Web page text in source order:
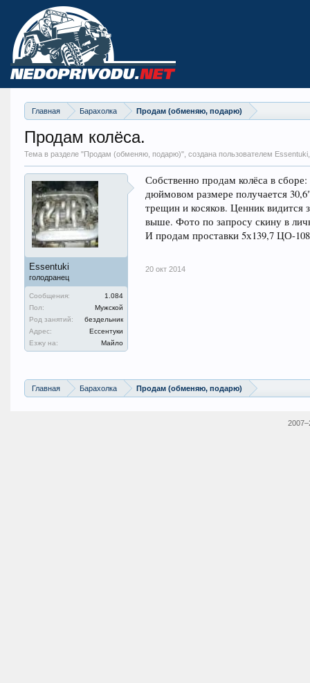
Главная Барахолка Продам (обменяю, подарю)
Продам колёса.
Тема в разделе "Продам (обменяю, подарю)", создана пользователем
Essentuki
голодранец
Сообщения:
1.084
Пол:
Мужской
Род занятий:
бездельник
Адрес:
Ессентуки
Езжу на:
Майло
Собственно продам колёса в
дюймовом размере получается
трещин и косяков. Ценник видится
выше. Фото по запросу скину в
И продам проставки 5х139,7 ЦО-
20 окт 2014
Главная Барахолка Продам (обменяю, подарю)
2007–